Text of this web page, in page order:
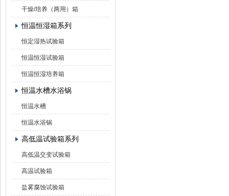
干燥/培养（两用）箱
恒温恒湿箱系列
恒定湿热试验箱
恒温恒湿试验箱
恒温恒湿培养箱
恒温水槽水浴锅
恒温水槽
恒温水浴锅
高低温试验箱系列
高低温交变试验箱
高温试验箱
盐雾腐蚀试验箱